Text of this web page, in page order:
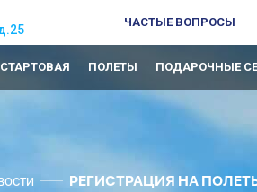
ЧАСТЫЕ ВОПРОСЫ
СТАРТОВАЯ ПОЛЕТЫ ПОДАРОЧНЫЕ
РЕГИСТРАЦИЯ НА